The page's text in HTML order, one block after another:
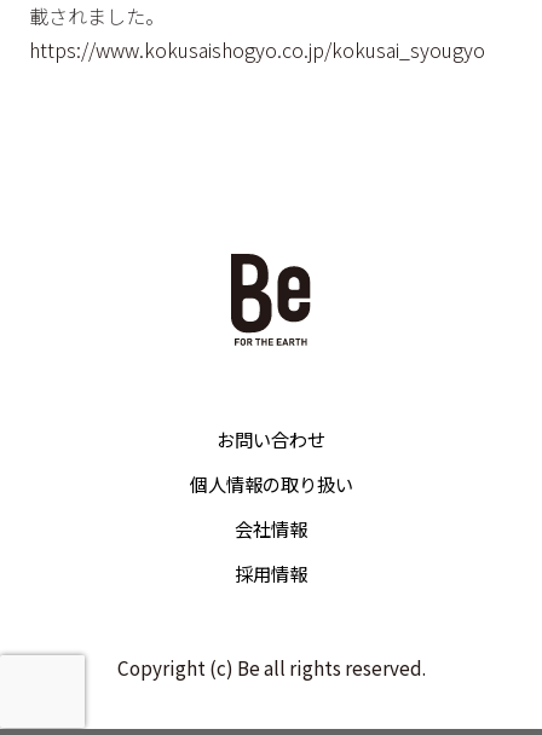
載されました。
https://www.kokusaishogyo.co.jp/kokusai_syougyo
お問い合わせ
個人情報の取り扱い
会社情報
採用情報
Copyright (c) Be all rights reserved.